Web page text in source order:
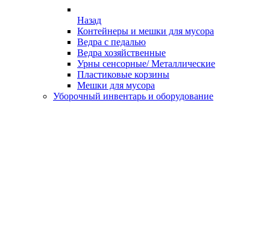
Назад
Контейнеры и мешки для мусора
Ведра с педалью
Ведра хозяйственные
Урны сенсорные/ Металлические
Пластиковые корзины
Мешки для мусора
Уборочный инвентарь и оборудование